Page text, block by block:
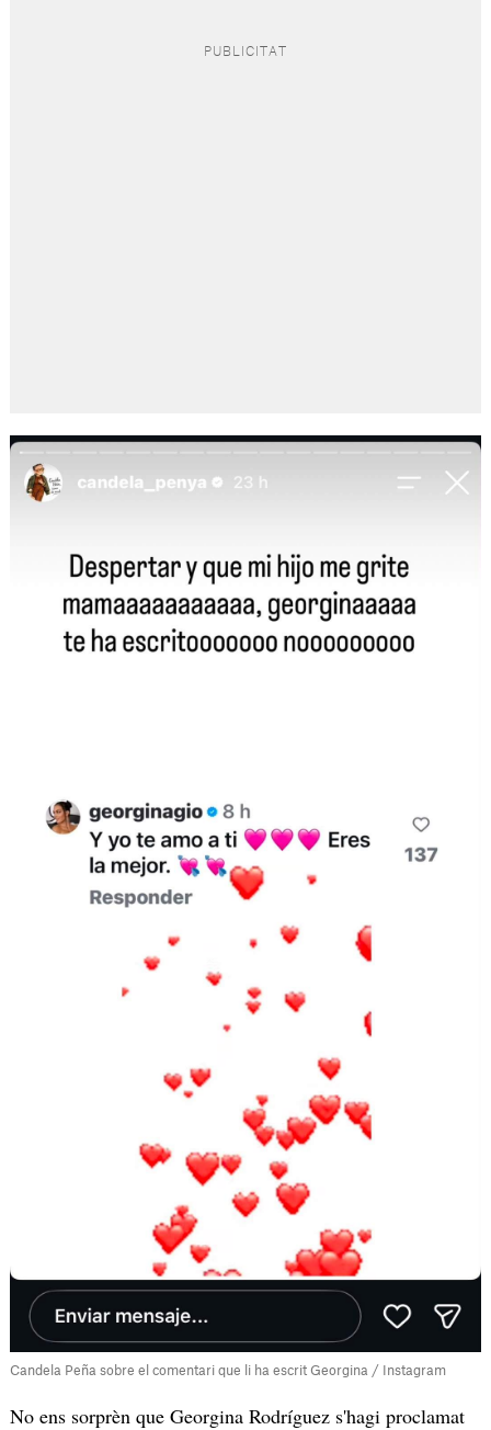
Candela Peña sobre el comentari que li ha escrit Georgina / Instagram
No ens sorprèn que Georgina Rodríguez s'hagi proclamat